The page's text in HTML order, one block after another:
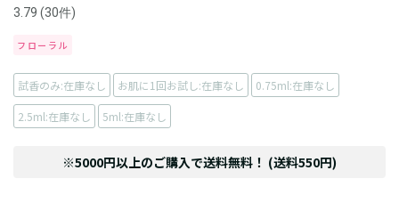
3.79 (30件)
フローラル
試香のみ:在庫なし お肌に1回お試し:在庫なし 0.75ml:在庫なし
2.5ml:在庫なし 5ml:在庫なし
※5000円以上のご購入で送料無料！ (送料550円)